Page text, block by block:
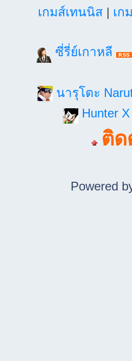
เกมส์เทนนิส| เก
ซี่รี่ย์เกาหลี
นารุโตะ
Hunter
ติ
Powered